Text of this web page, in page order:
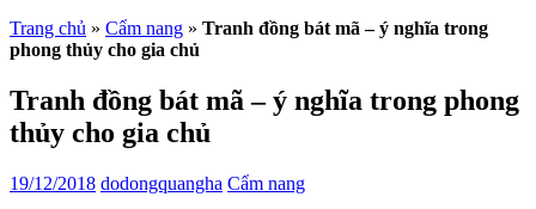
Trang chủ » Cẩm nang » Tranh đồng bát mã – ý nghĩa trong
phong thủy cho gia chủ
Tranh đồng bát mã – ý nghĩa trong phong
thủy cho gia chủ
19/12/2018 dodongquangha Cẩm nang